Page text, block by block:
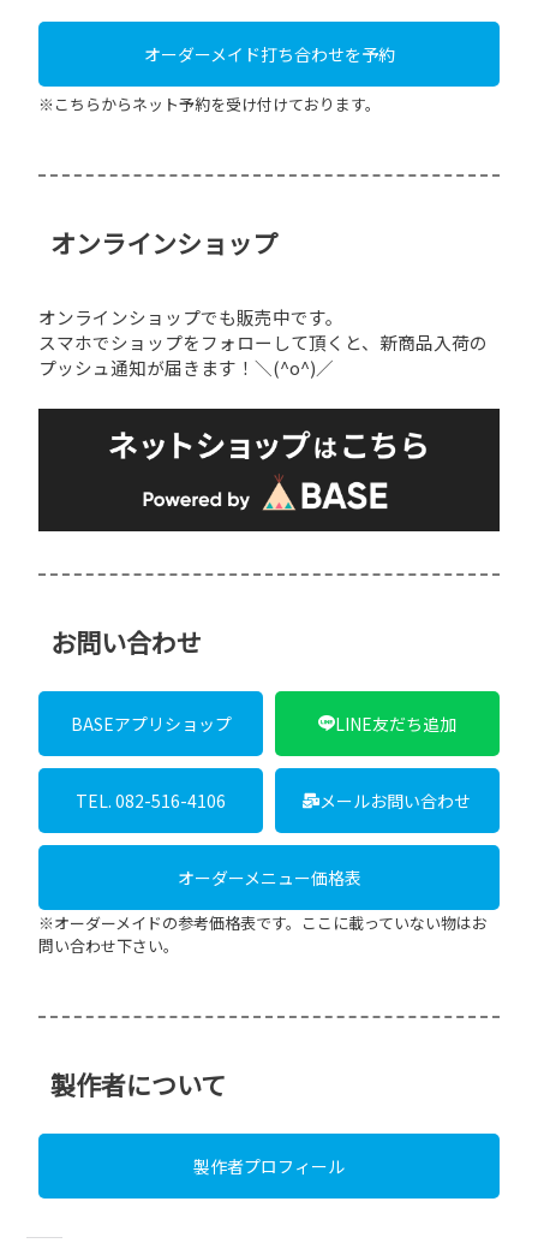
オーダーメイド打ち合わせを予約
※こちらからネット予約を受け付けております。
オンラインショップ
オンラインショップでも販売中です。
スマホでショップをフォローして頂くと、新商品入荷の
プッシュ通知が届きます！＼(^o^)／
お問い合わせ
BASEアプリショップ LINE友だち追加
TEL. 082-516-4106 メールお問い合わせ
オーダーメニュー価格表
※オーダーメイドの参考価格表です。ここに載っていない物はお
問い合わせ下さい。
製作者について
製作者プロフィール